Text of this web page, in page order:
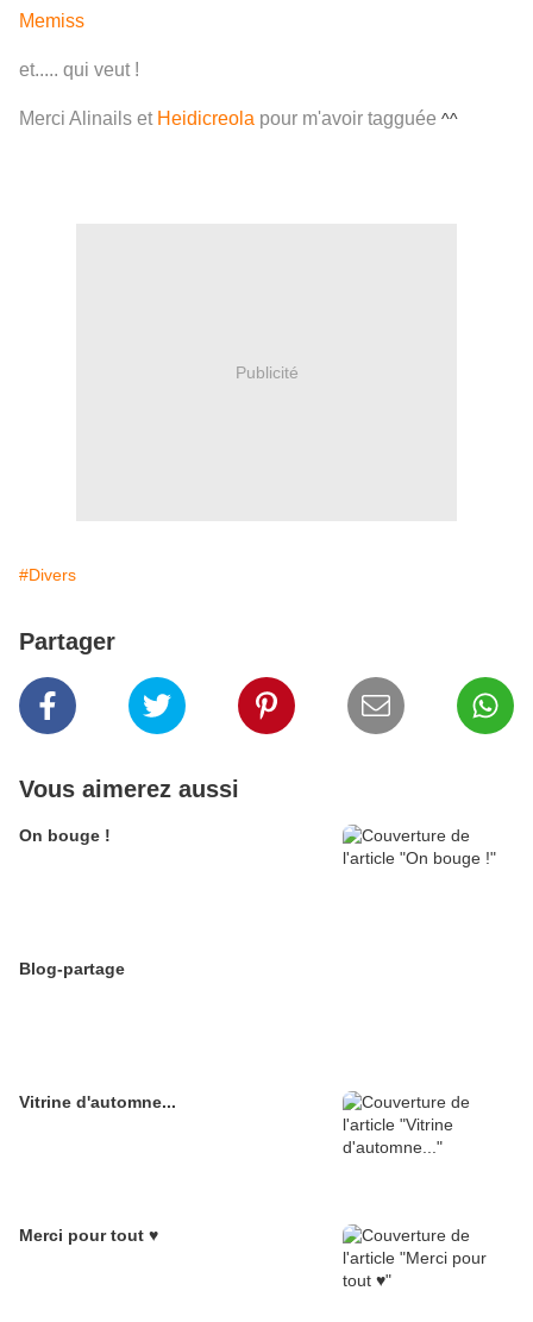
Memiss
et..... qui veut !
Merci Alinails et Heidicreola pour m'avoir tagguée ^^
Publicité
#Divers
Partager
Vous aimerez aussi
On bouge !
Blog-partage
Vitrine d'automne...
Merci pour tout ♥